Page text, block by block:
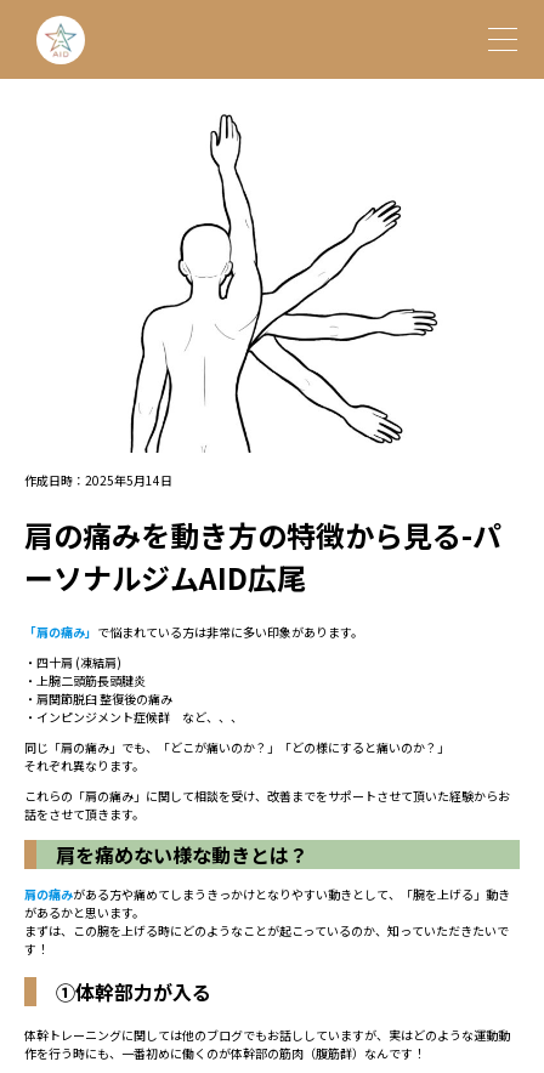
作成日時：2025年5月14日
肩の痛みを動き方の特徴から見る-パ
ーソナルジムAID広尾
「肩の痛み」 で悩まれている方は非常に多い印象があります。
・四十肩 (凍結肩)
・上腕二頭筋長頭腱炎
・肩関節脱臼 整復後の痛み
・インピンジメント症候群 など、、、
同じ 「肩の痛み」 でも、「どこが痛いのか？」「どの様にすると痛いのか？」
それぞれ異なります。
これらの「肩の痛み」に関して相談を受け、改善までをサポートさせて頂いた経験からお
話をさせて頂きます。
肩を痛めない様な動きとは？
肩の痛みがある方や痛めてしまうきっかけとなりやすい動きとして、「腕を上げる」動き
があるかと思います。
まずは、この腕を上げる時にどのようなことが起こっているのか、知っていただきたいで
す！
①体幹部力が入る
体幹トレーニングに関しては他のブログでもお話ししていますが、実はどのような運動動
作を行う時にも、一番初めに働くのが体幹部の筋肉（腹筋群）なんです！